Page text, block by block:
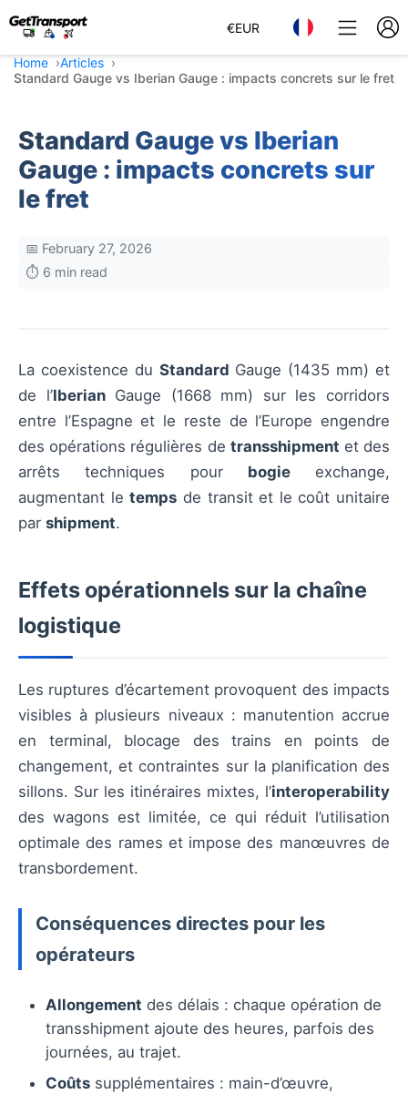
€EUR
Home
Articles
Standard Gauge vs Iberian Gauge : impacts concrets sur le fret
Standard Gauge vs Iberian
Gauge : impacts concrets sur
le fret
📅 February 27, 2026
⏱️ 6 min read
La coexistence du Standard Gauge (1435 mm) et
de l’IberianGauge (1668 mm) sur les corridors
entre l’Espagne et le reste de l’Europe engendre
des opérations régulières de transshipment et des
arrêts techniques pour bogieexchange,
augmentant letemps de transit et le coût unitaire
par shipment.
Effets opérationnels sur la chaîne
logistique
Les ruptures d’écartement provoquent des impacts
visibles à plusieurs niveaux : manutention accrue
en terminal, blocage des trains en points de
changement, et contraintes sur la planification des
sillons. Sur les itinéraires mixtes, l’interoperability
des wagons est limitée, ce qui réduit l’utilisation
optimale des rames et impose des manœuvres de
transbordement.
Conséquences directes pour les
opérateurs
Allongement des délais : chaque opération de
transshipment ajoute des heures, parfois des
journées, au trajet.
Coûts supplémentaires : main-d’œuvre,